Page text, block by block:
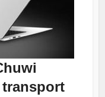
transport